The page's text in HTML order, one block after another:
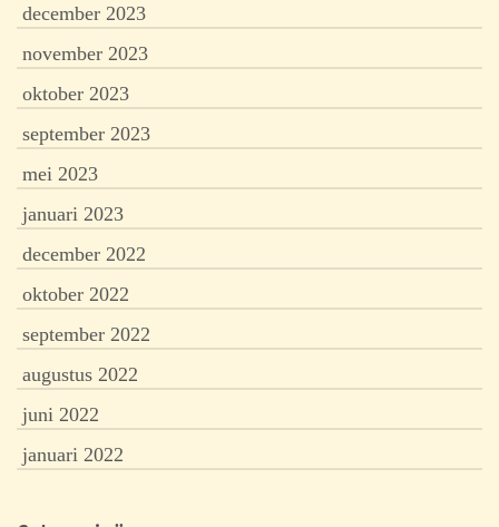
december 2023
november 2023
oktober 2023
september 2023
mei 2023
januari 2023
december 2022
oktober 2022
september 2022
augustus 2022
juni 2022
januari 2022